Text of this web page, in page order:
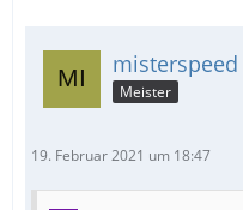
misterspeed
Meister
19. Februar 2021 um 18:47